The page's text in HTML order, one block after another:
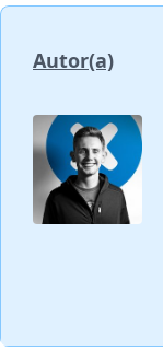
Autor(a)